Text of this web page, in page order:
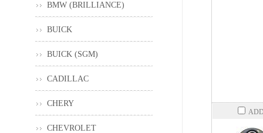
BMW (BRILLIANCE)
BUICK
BUICK (SGM)
CADILLAC
CHERY
CHEVROLET